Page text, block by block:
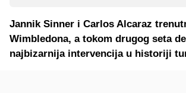
Jannik Sinner i Carlos Alcaraz
Wimbledona, a tokom drugog seta
najbizarnija intervencija u historiji